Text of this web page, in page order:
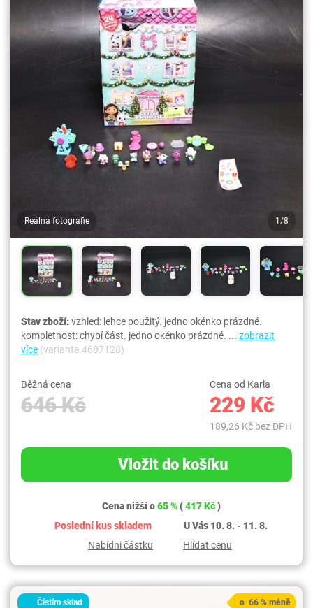
Reálná fotografie 1/8
Stav zboží:vzhled: lehce použitý. jedno okénko prázdné.
kompletnost: chybí část. jedno okénko prázdné. ... zobrazit
více (varianta 4687128)
Běžná cena
646 Kč
Cena od Karla
229 Kč
189,26 Kč bez DPH
Vložit do košíku
Cena nižší o65 %(417 Kč)
Poslední kus skladem
U Vás 10. 8. - 11. 8.
Nabídni částku
Hlídat cenu
Čistím sklad o 66 % méně